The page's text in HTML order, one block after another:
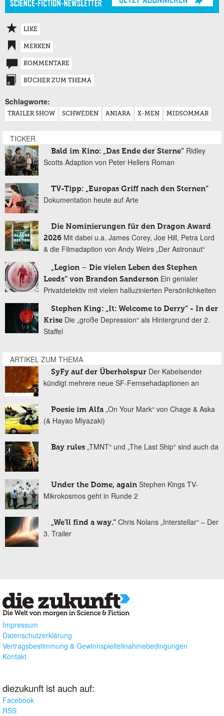
LIKE
MERKEN
KOMMENTARE
BÜCHER ZUM THEMA
Schlagworte:
TRAILER SHOW SCHWEDEN ANIARA X-MEN MIDSOMMAR
TICKER
Bald im Kino: „Das Ende der Sterne“ Ridley
Scotts Adaption von Peter Hellers Roman
TV-Tipp: „Europas Griff nach den Sternen“
Dokumentation heute auf Arte
Die Nominierungen für den Dragon Award
2026 Mit dabei u.a. James Corey, Joe Hill, Petra Lord
& die Filmadaption von Andy Weirs „Der Astronaut“
„Legion – Die vielen Leben des Stephen
Leeds“ von Brandon Sanderson Ein genialer
Privatdetektiv mit vielen halluzinierten Persönlichkeiten
Stephen King: „It: Welcome to Derry“ - In der
Krise Die „große Depression“ als Hintergrund der 2.
Staffel
ARTIKEL ZUM THEMA
SyFy auf der Überholspur Der Kabelsender
kündigt mehrere neue SF-Fernsehadaptionen an
Poesie im Alfa „On Your Mark“ von Chage & Aska
(& Hayao Miyazaki)
Bay rules „TMNT“ und „The Last Ship“ sind auch da
Under the Dome, again Stephen Kings TV-
Mikrokosmos geht in Runde 2
„We'll find a way.“ Chris Nolans „Interstellar“ – Der
3. Trailer
Impressum
Datenschutzerklärung
Vertragsbestimmung & Gewinnspielteilnahmebedingungen
Kontakt
diezukunft ist auch auf:
Facebook
RSS